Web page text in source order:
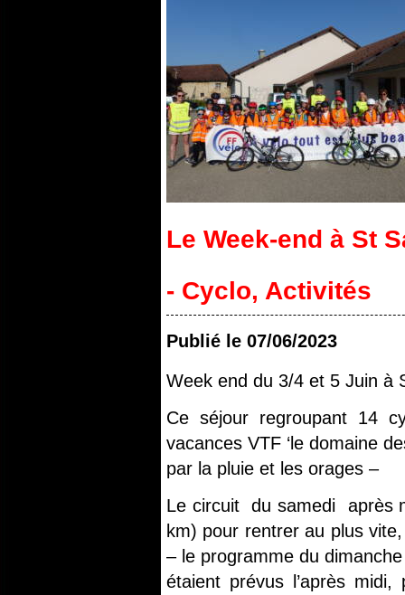
Le Week-end à St
- Cyclo, Activités
Publié le 07/06/2023
Week end du 3/4 et 5 Juin à
Ce séjour regroupant 14
vacances VTF ‘le domaine
par la pluie et les orages –
Le circuit du samedi après
km) pour rentrer au plus
– le programme du
étaient prévus l’après